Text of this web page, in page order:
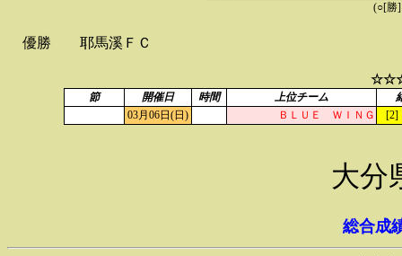
(○[勝
優勝 耶馬溪ＦＣ
節 開催日 時間 上位チーム
03月06日(日)
ＢＬＵＥ ＷＩＮＧ [2]
大分
総合成